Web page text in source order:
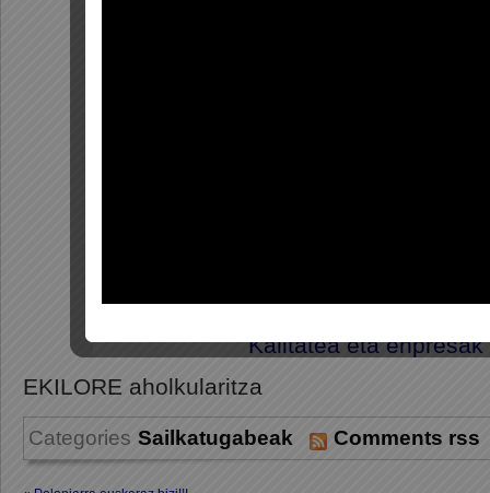
Kalitatea eta enpresak
EKILORE aholkularitza
Categories Sailkatugabeak Comments rss